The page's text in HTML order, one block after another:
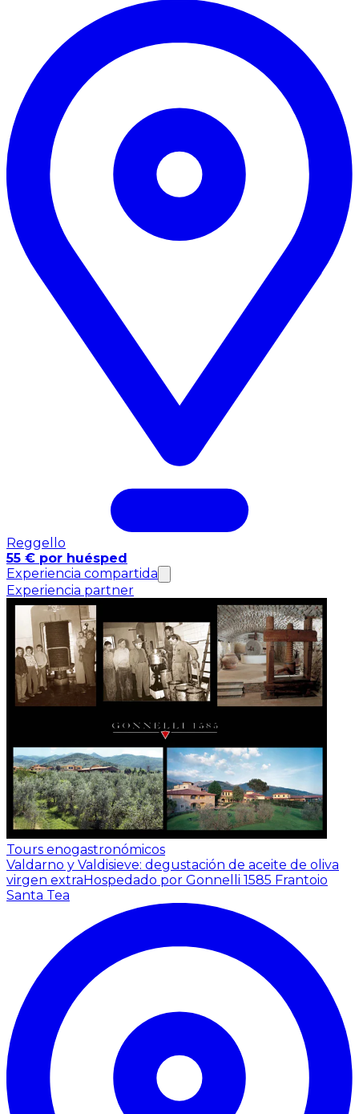
Reggello
55 € por huésped
Experiencia compartida
Experiencia partner
Tours enogastronómicos
Valdarno y Valdisieve: degustación de aceite de oliva
virgen extra Hospedado por Gonnelli 1585 Frantoio
Santa Tea